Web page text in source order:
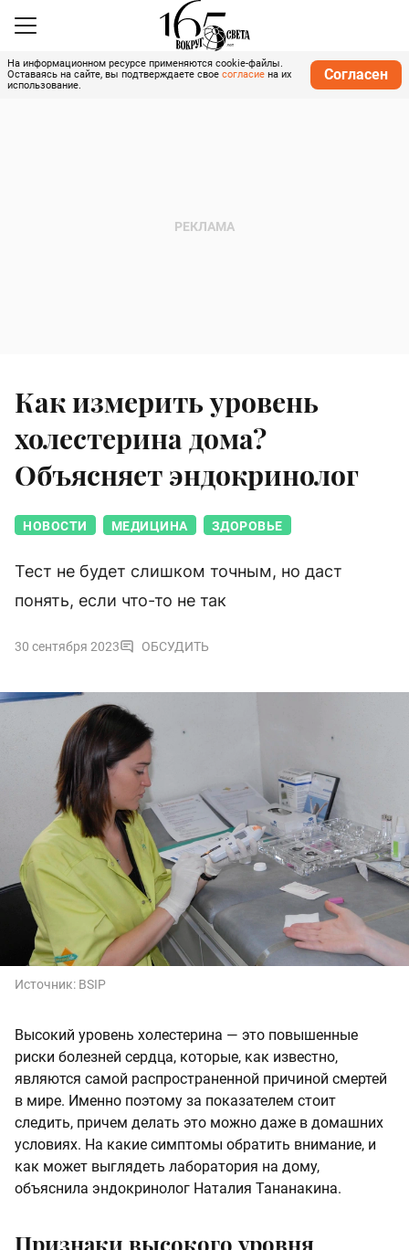
На информационном ресурсе применяются cookie-файлы.
Оставаясь на сайте, вы подтверждаете свое согласие на их
использование.
Согласен
Как измерить уровень
холестерина дома?
Объясняет эндокринолог
НОВОСТИ МЕДИЦИНА ЗДОРОВЬЕ
Тест не будет слишком точным, но даст
понять, если что-то не так
30 сентября 2023 ОБСУДИТЬ
Источник: BSIP
Высокий уровень холестерина — это повышенные
риски болезней сердца, которые, как известно,
являются самой распространенной причиной смертей
в мире. Именно поэтому за показателем стоит
следить, причем делать это можно даже в домашних
условиях. На какие симптомы обратить внимание, и
как может выглядеть лаборатория на дому,
объяснила эндокринолог Наталия Тананакина.
Признаки высокого уровня